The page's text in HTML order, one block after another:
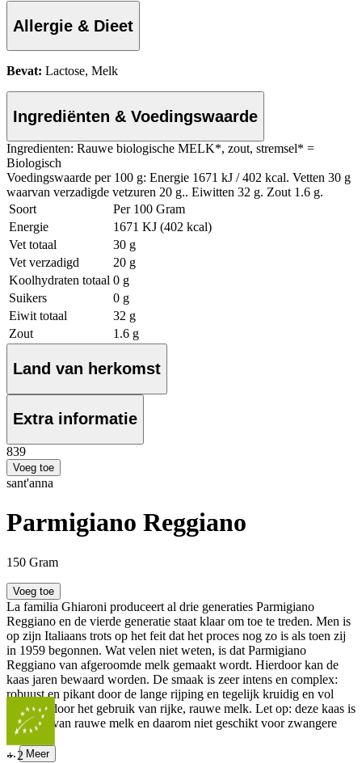
Allergie & Dieet
Bevat: Lactose, Melk
Ingrediënten & Voedingswaarde
Ingredienten: Rauwe biologische MELK*, zout, stremsel* =
Biologisch
Voedingswaarde per 100 g: Energie 1671 kJ / 402 kcal. Vetten 30 g
waarvan verzadigde vetzuren 20 g.. Eiwitten 32 g. Zout 1.6 g.
Soort
Per 100 Gram
Energie
1671 KJ (402 kcal)
Vet totaal
30 g
Vet verzadigd
20 g
Koolhydraten totaal 0 g
Suikers
0 g
Eiwit totaal
32 g
Zout
1.6 g
Land van herkomst
Extra informatie
839
Voeg toe
sant'anna
Parmigiano Reggiano
150 Gram
Voeg toe
La familia Ghiaroni produceert al drie generaties Parmigiano
Reggiano en de vierde generatie staat klaar om toe te treden. Men is
op zijn Italiaans trots op het feit dat het proces nog zo is als toen zij
in 1959 begonnen. Wat velen niet weten, is dat Parmigiano
Reggiano van afgeroomde melk gemaakt wordt. Hierdoor kan de
kaas jaren bewaard worden. De smaak is zeer intens en complex:
robuust en pikant door de lange rijping en tegelijk kruidig en vol
karakter door het gebruik van rijke, rauwe melk. Let op: deze kaas is
gemaakt van rauwe melk en daarom niet geschikt voor zwangere
vrouwen.
... Meer
+2